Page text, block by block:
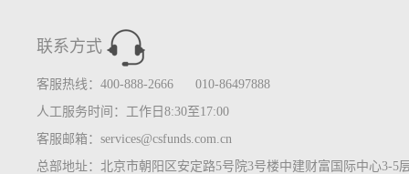
联系方式
客服热线：400-888-2666 010-86497888
人工服务时间：工作日8:30至17:00
客服邮箱：services@csfunds.com.cn
总部地址：北京市朝阳区安定路5号院3号楼中建财富国际中心3-5